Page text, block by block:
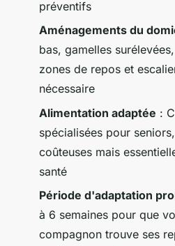
préventifs
Aménagements du
bas, gamelles
zones de repos et
nécessaire
Alimentation adaptée :
spécialisées pour
coûteuses mais
santé
Période d'adaptation
à 6 semaines pour que
compagnon trouve ses